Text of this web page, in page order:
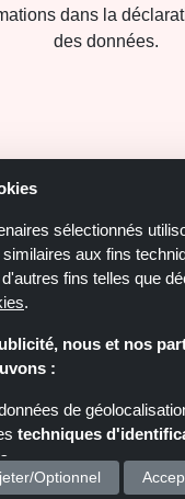
dans la
des données.
sélectionnés
aux fins
fins telles que
.
nous et nos
:
de
techniques
accéder à des
Optionnel